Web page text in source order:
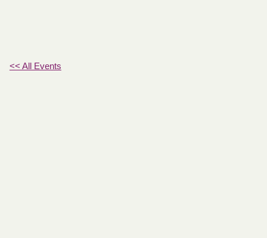
<< All Events